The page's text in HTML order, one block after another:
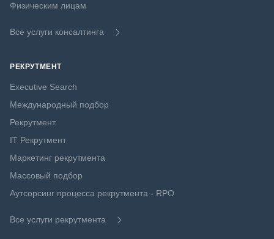
Физическим лицам
Все услуги консалтинга
РЕКРУТМЕНТ
Executive Search
Международный подбор
Рекрутмент
IT Рекрутмент
Маркетинг рекрутмента
Массовый подбор
Аутсорсинг процесса рекрутмента - RPO
Все услуги рекрутмента